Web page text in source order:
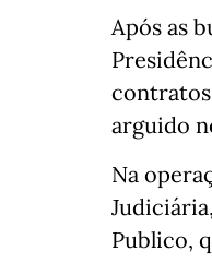
Após as
arguido
Na
Publico,